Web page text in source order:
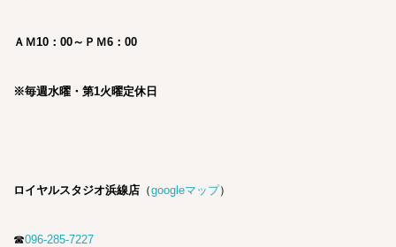
ＡＭ10：00～ＰＭ6：00
※毎週水曜・第1火曜定休日
ロイヤルスタジオ浜線店 （googleマップ）
☎096-285-7227